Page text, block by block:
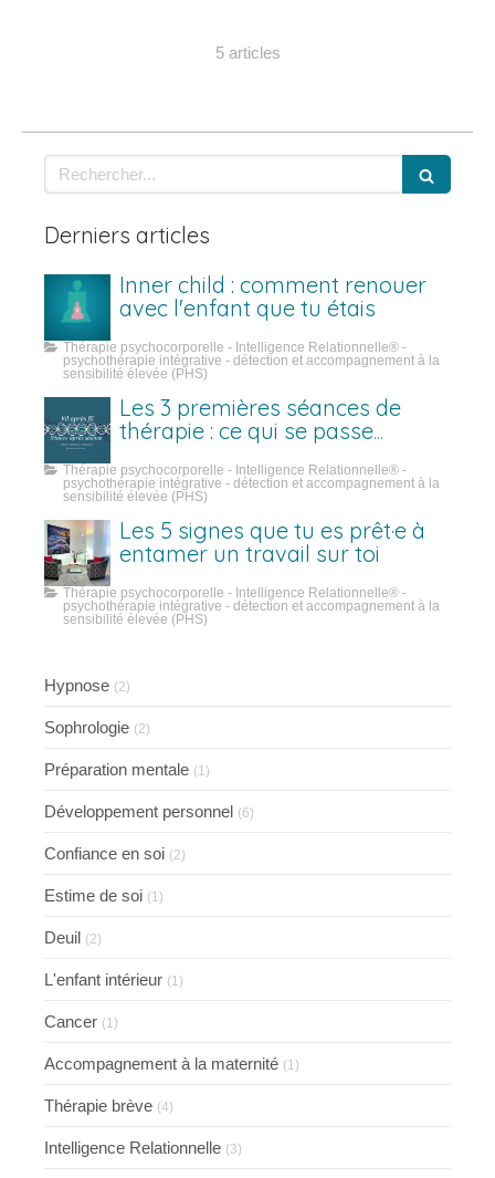
5 articles
Rechercher
Derniers articles
Inner child : comment renouer
avec l'enfant que tu étais
Thérapie psychocorporelle - Intelligence Relationnelle® -
psychothérapie intégrative - détection et accompagnement à la
sensibilité élevée (PHS)
Les 3 premières séances de
thérapie : ce qui se passe
Thérapie psychocorporelle - Intelligence Relationnelle® -
psychothérapie intégrative - détection et accompagnement à la
sensibilité élevée (PHS)
Les 5 signes que tu es prêt·e à
entamer un travail sur toi
Thérapie psychocorporelle - Intelligence Relationnelle® -
psychothérapie intégrative - détection et accompagnement à la
sensibilité élevée (PHS)
Hypnose (2)
Sophrologie (2)
Préparation mentale (1)
Développement personnel (6)
Confiance en soi (2)
Estime de soi (1)
Deuil (2)
L'enfant intérieur (1)
Cancer (1)
Accompagnement à la maternité (1)
Thérapie brève (4)
Intelligence Relationnelle (3)